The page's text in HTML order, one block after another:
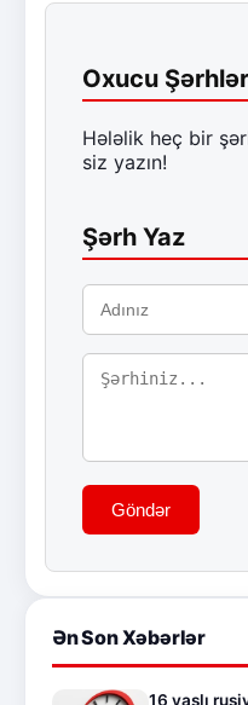
Oxucu
Hələlik heç bir
siz yazın!
Şərh Yaz
Göndər
Ən Son Xəbərlər
16 yaşlı